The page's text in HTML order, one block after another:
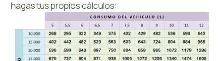
hagas tus propios cálculos: